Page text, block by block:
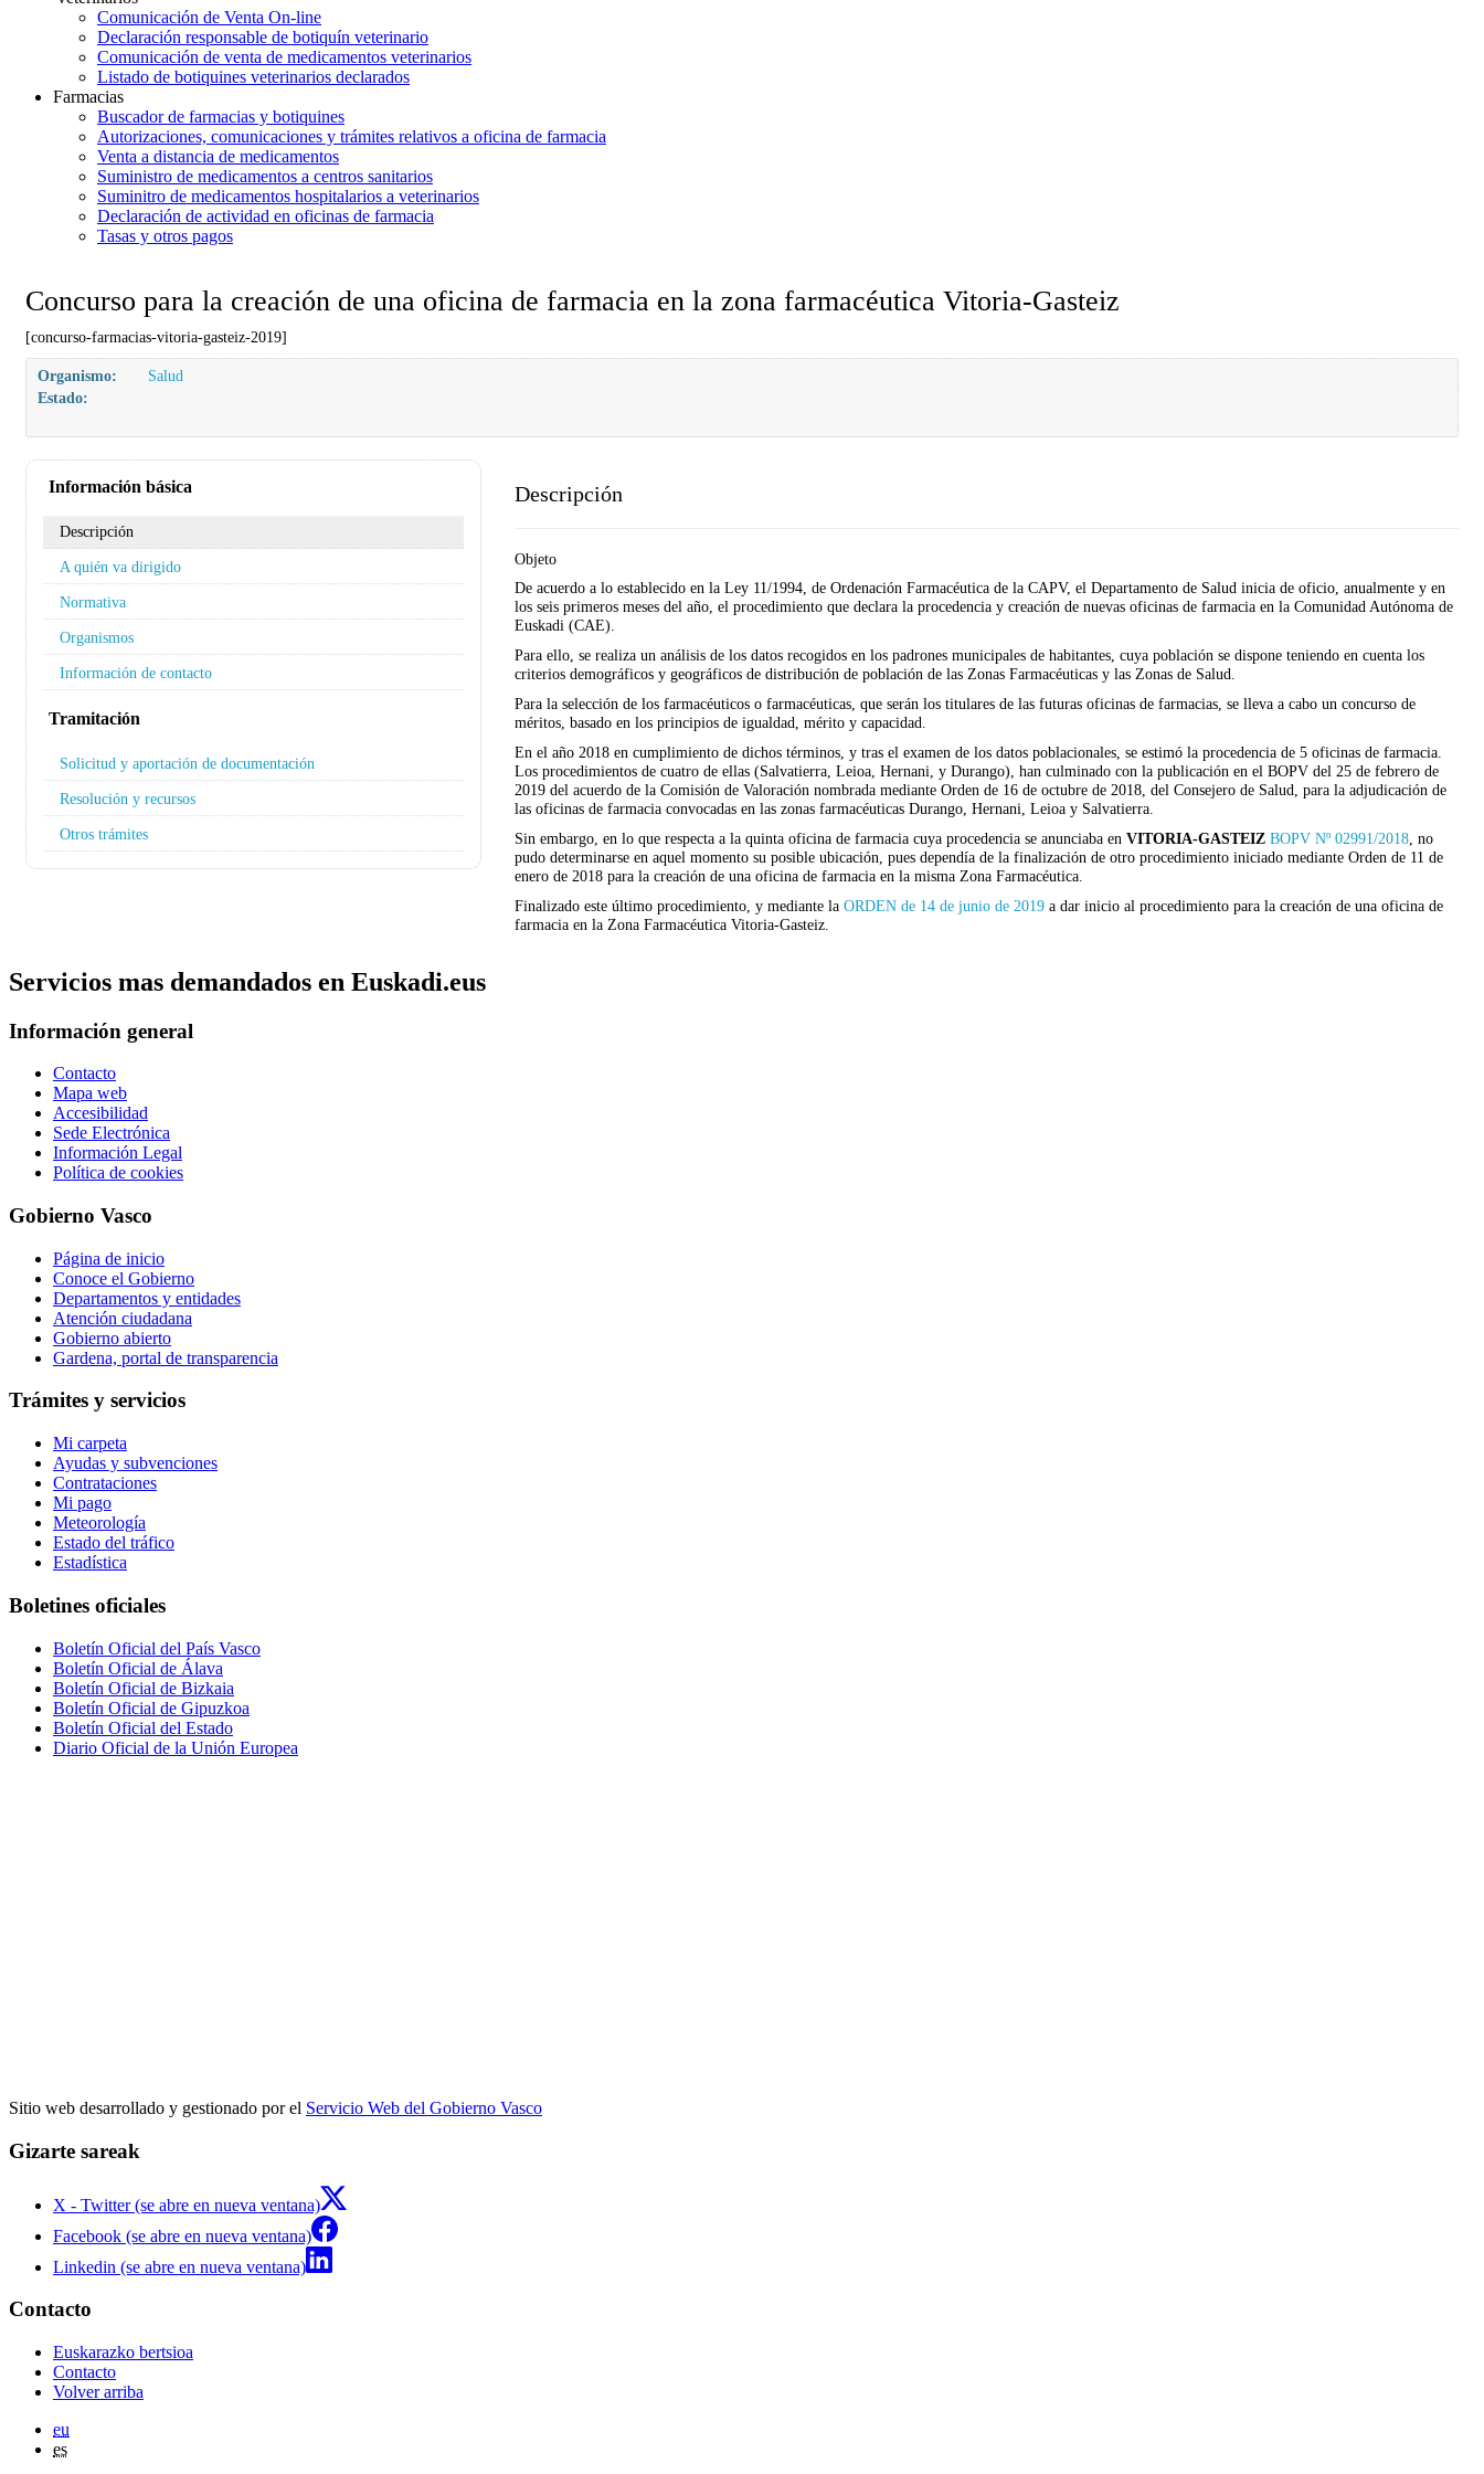
Comunicación de Venta On-line
Declaración responsable de botiquín veterinario
Comunicación de venta de medicamentos veterinarios
Listado de botiquines veterinarios declarados
Farmacias
Buscador de farmacias y botiquines
Autorizaciones, comunicaciones y trámites relativos a oficina de farmacia
Venta a distancia de medicamentos
Suministro de medicamentos a centros sanitarios
Suminitro de medicamentos hospitalarios a veterinarios
Declaración de actividad en oficinas de farmacia
Tasas y otros pagos
Concurso para la creación de una oficina de farmacia en la zona farmacéutica Vitoria-Gasteiz
[concurso-farmacias-vitoria-gasteiz-2019]
Organismo:
Salud
Estado:
Información básica
Descripción
A quién va dirigido
Normativa
Organismos
Información de contacto
Tramitación
Solicitud y aportación de documentación
Resolución y recursos
Otros trámites
Descripción
Objeto
De acuerdo a lo establecido en la Ley 11/1994, de Ordenación Farmacéutica de la CAPV, el Departamento de Salud inicia de oficio, anualmente y en
los seis primeros meses del año, el procedimiento que declara la procedencia y creación de nuevas oficinas de farmacia en la Comunidad Autónoma de
Euskadi (CAE).
Para ello, se realiza un análisis de los datos recogidos en los padrones municipales de habitantes, cuya población se dispone teniendo en cuenta los
criterios demográficos y geográficos de distribución de población de las Zonas Farmacéuticas y las Zonas de Salud.
Para la selección de los farmacéuticos o farmacéuticas, que serán los titulares de las futuras oficinas de farmacias, se lleva a cabo un concurso de
méritos, basado en los principios de igualdad, mérito y capacidad.
En el año 2018 en cumplimiento de dichos términos, y tras el examen de los datos poblacionales, se estimó la procedencia de 5 oficinas de farmacia.
Los procedimientos de cuatro de ellas (Salvatierra, Leioa, Hernani, y Durango), han culminado con la publicación en el BOPV del 25 de febrero de
2019 del acuerdo de la Comisión de Valoración nombrada mediante Orden de 16 de octubre de 2018, del Consejero de Salud, para la adjudicación de
las oficinas de farmacia convocadas en las zonas farmacéuticas Durango, Hernani, Leioa y Salvatierra.
Sin embargo, en lo que respecta a la quinta oficina de farmacia cuya procedencia se anunciaba en VITORIA-GASTEIZ BOPV Nº 02991/2018, no
pudo determinarse en aquel momento su posible ubicación, pues dependía de la finalización de otro procedimiento iniciado mediante Orden de 11 de
enero de 2018 para la creación de una oficina de farmacia en la misma Zona Farmacéutica.
Finalizado este último procedimiento, y mediante la ORDEN de 14 de junio de 2019a dar inicio al procedimiento para la creación de una oficina de
farmacia en la Zona Farmacéutica Vitoria-Gasteiz.
Servicios mas demandados en Euskadi.eus
Información general
Contacto
Mapa web
Accesibilidad
Sede Electrónica
Información Legal
Política de cookies
Gobierno Vasco
Página de inicio
Conoce el Gobierno
Departamentos y entidades
Atención ciudadana
Gobierno abierto
Gardena, portal de transparencia
Trámites y servicios
Mi carpeta
Ayudas y subvenciones
Contrataciones
Mi pago
Meteorología
Estado del tráfico
Estadística
Boletines oficiales
Boletín Oficial del País Vasco
Boletín Oficial de Álava
Boletín Oficial de Bizkaia
Boletín Oficial de Gipuzkoa
Boletín Oficial del Estado
Diario Oficial de la Unión Europea
Sitio web desarrollado y gestionado por el Servicio Web del Gobierno Vasco
Gizarte sareak
X - Twitter (se abre en nueva ventana)
Facebook (se abre en nueva ventana)
Linkedin (se abre en nueva ventana)
Contacto
Euskarazko bertsioa
Contacto
Volver arriba
eu
es